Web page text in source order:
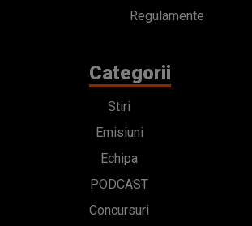
Regulamente
Categorii
Stiri
Emisiuni
Echipa
PODCAST
Concursuri